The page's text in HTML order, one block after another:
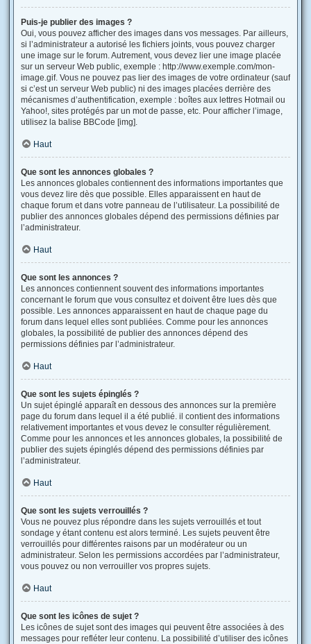
Puis-je publier des images ?
Oui, vous pouvez afficher des images dans vos messages. Par ailleurs,
si l’administrateur a autorisé les fichiers joints, vous pouvez charger
une image sur le forum. Autrement, vous devez lier une image placée
sur un serveur Web public, exemple : http://www.exemple.com/mon-
image.gif. Vous ne pouvez pas lier des images de votre ordinateur (sauf
si c’est un serveur Web public) ni des images placées derrière des
mécanismes d’authentification, exemple : boîtes aux lettres Hotmail ou
Yahoo!, sites protégés par un mot de passe, etc. Pour afficher l’image,
utilisez la balise BBCode [img].
Haut
Que sont les annonces globales ?
Les annonces globales contiennent des informations importantes que
vous devez lire dès que possible. Elles apparaissent en haut de
chaque forum et dans votre panneau de l’utilisateur. La possibilité de
publier des annonces globales dépend des permissions définies par
l’administrateur.
Haut
Que sont les annonces ?
Les annonces contiennent souvent des informations importantes
concernant le forum que vous consultez et doivent être lues dès que
possible. Les annonces apparaissent en haut de chaque page du
forum dans lequel elles sont publiées. Comme pour les annonces
globales, la possibilité de publier des annonces dépend des
permissions définies par l’administrateur.
Haut
Que sont les sujets épinglés ?
Un sujet épinglé apparaît en dessous des annonces sur la première
page du forum dans lequel il a été publié. il contient des informations
relativement importantes et vous devez le consulter régulièrement.
Comme pour les annonces et les annonces globales, la possibilité de
publier des sujets épinglés dépend des permissions définies par
l’administrateur.
Haut
Que sont les sujets verrouillés ?
Vous ne pouvez plus répondre dans les sujets verrouillés et tout
sondage y étant contenu est alors terminé. Les sujets peuvent être
verrouillés pour différentes raisons par un modérateur ou un
administrateur. Selon les permissions accordées par l’administrateur,
vous pouvez ou non verrouiller vos propres sujets.
Haut
Que sont les icônes de sujet ?
Les icônes de sujet sont des images qui peuvent être associées à des
messages pour refléter leur contenu. La possibilité d’utiliser des icônes